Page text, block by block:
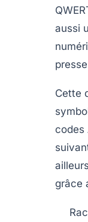
aussi
Cette
codes
grâce